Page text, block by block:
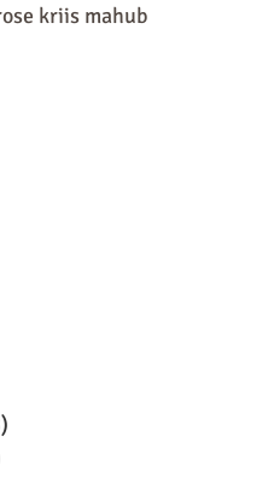
kriis mahub